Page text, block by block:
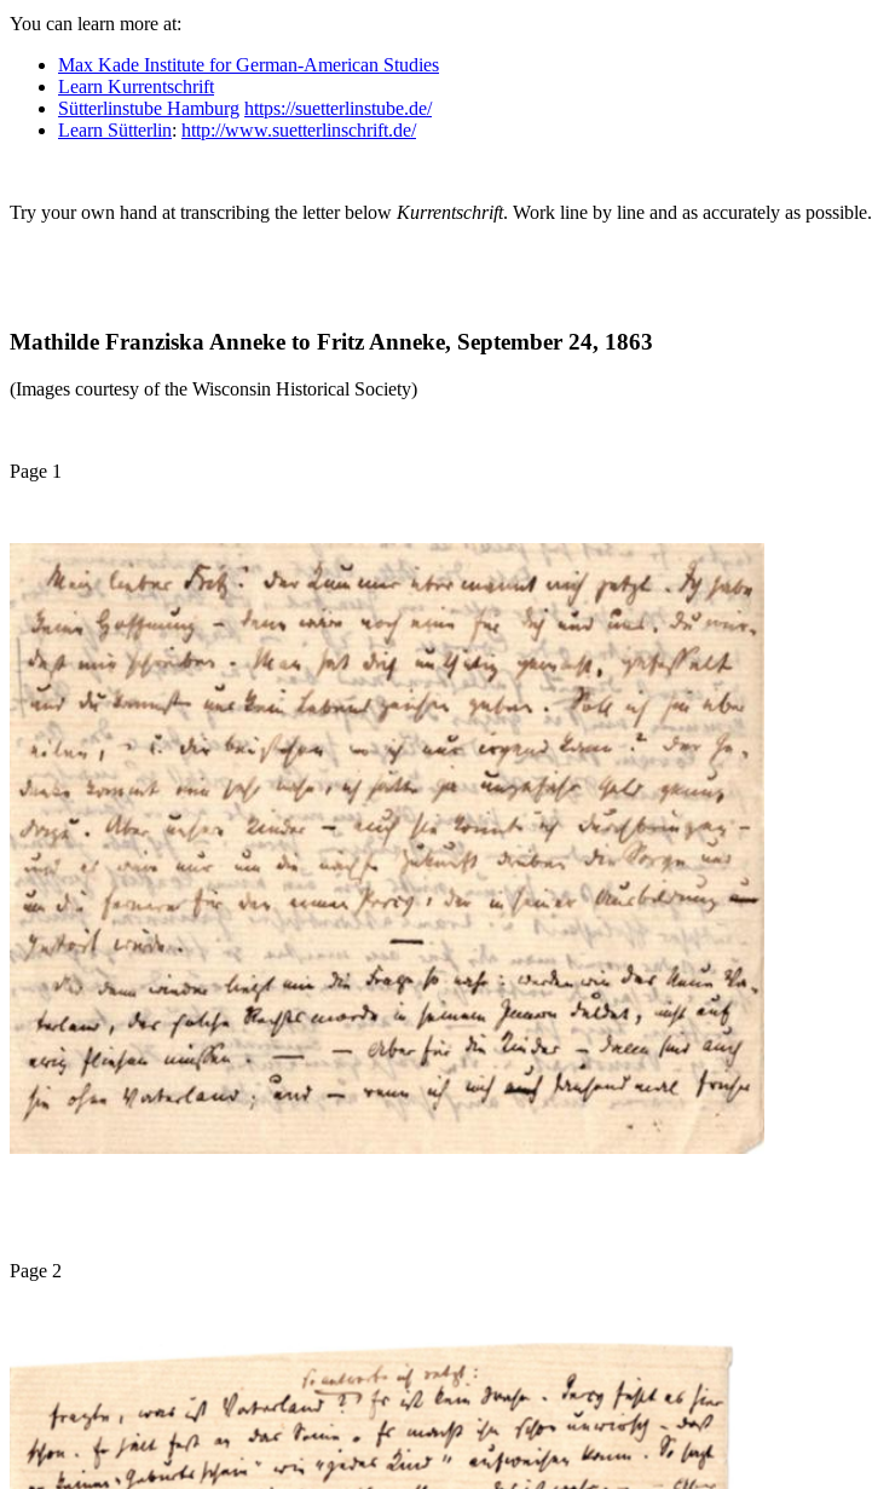
You can learn more at:
Max Kade Institute for German-American Studies
Learn Kurrentschrift
Sütterlinstube Hamburg https://suetterlinstube.de/
Learn Sütterlin: http://www.suetterlinschrift.de/
Try your own hand at transcribing the letter below Kurrentschrift. Work line by line and as accurately as possible.
Mathilde Franziska Anneke to Fritz Anneke, September 24, 1863
(Images courtesy of the Wisconsin Historical Society)
Page 1
Page 2